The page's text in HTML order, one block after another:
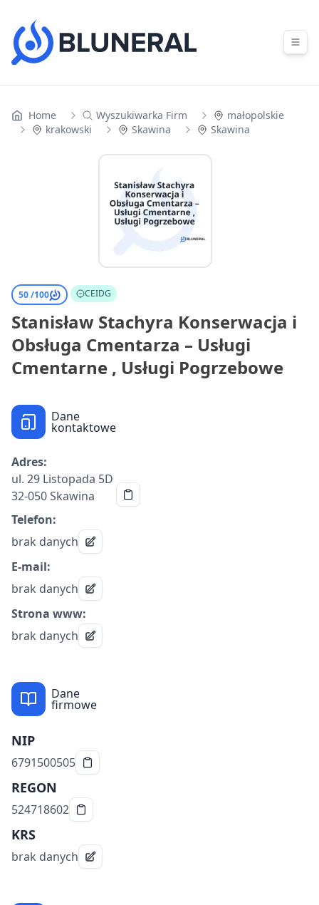
Home Wyszukiwarka Firm
małopolskie
krakowski
Skawina Skawina
50 /100 CEIDG
Stanisław Stachyra Konserwacja i
Obsługa Cmentarza – Usługi
Cmentarne , Usługi Pogrzebowe
Dane
kontaktowe
Adres:
ul. 29 Listopada 5D
32-050 Skawina
Telefon:
brak danych
E-mail:
brak danych
Strona www:
brak danych
Dane
firmowe
NIP
6791500505
REGON
524718602
KRS
brak danych